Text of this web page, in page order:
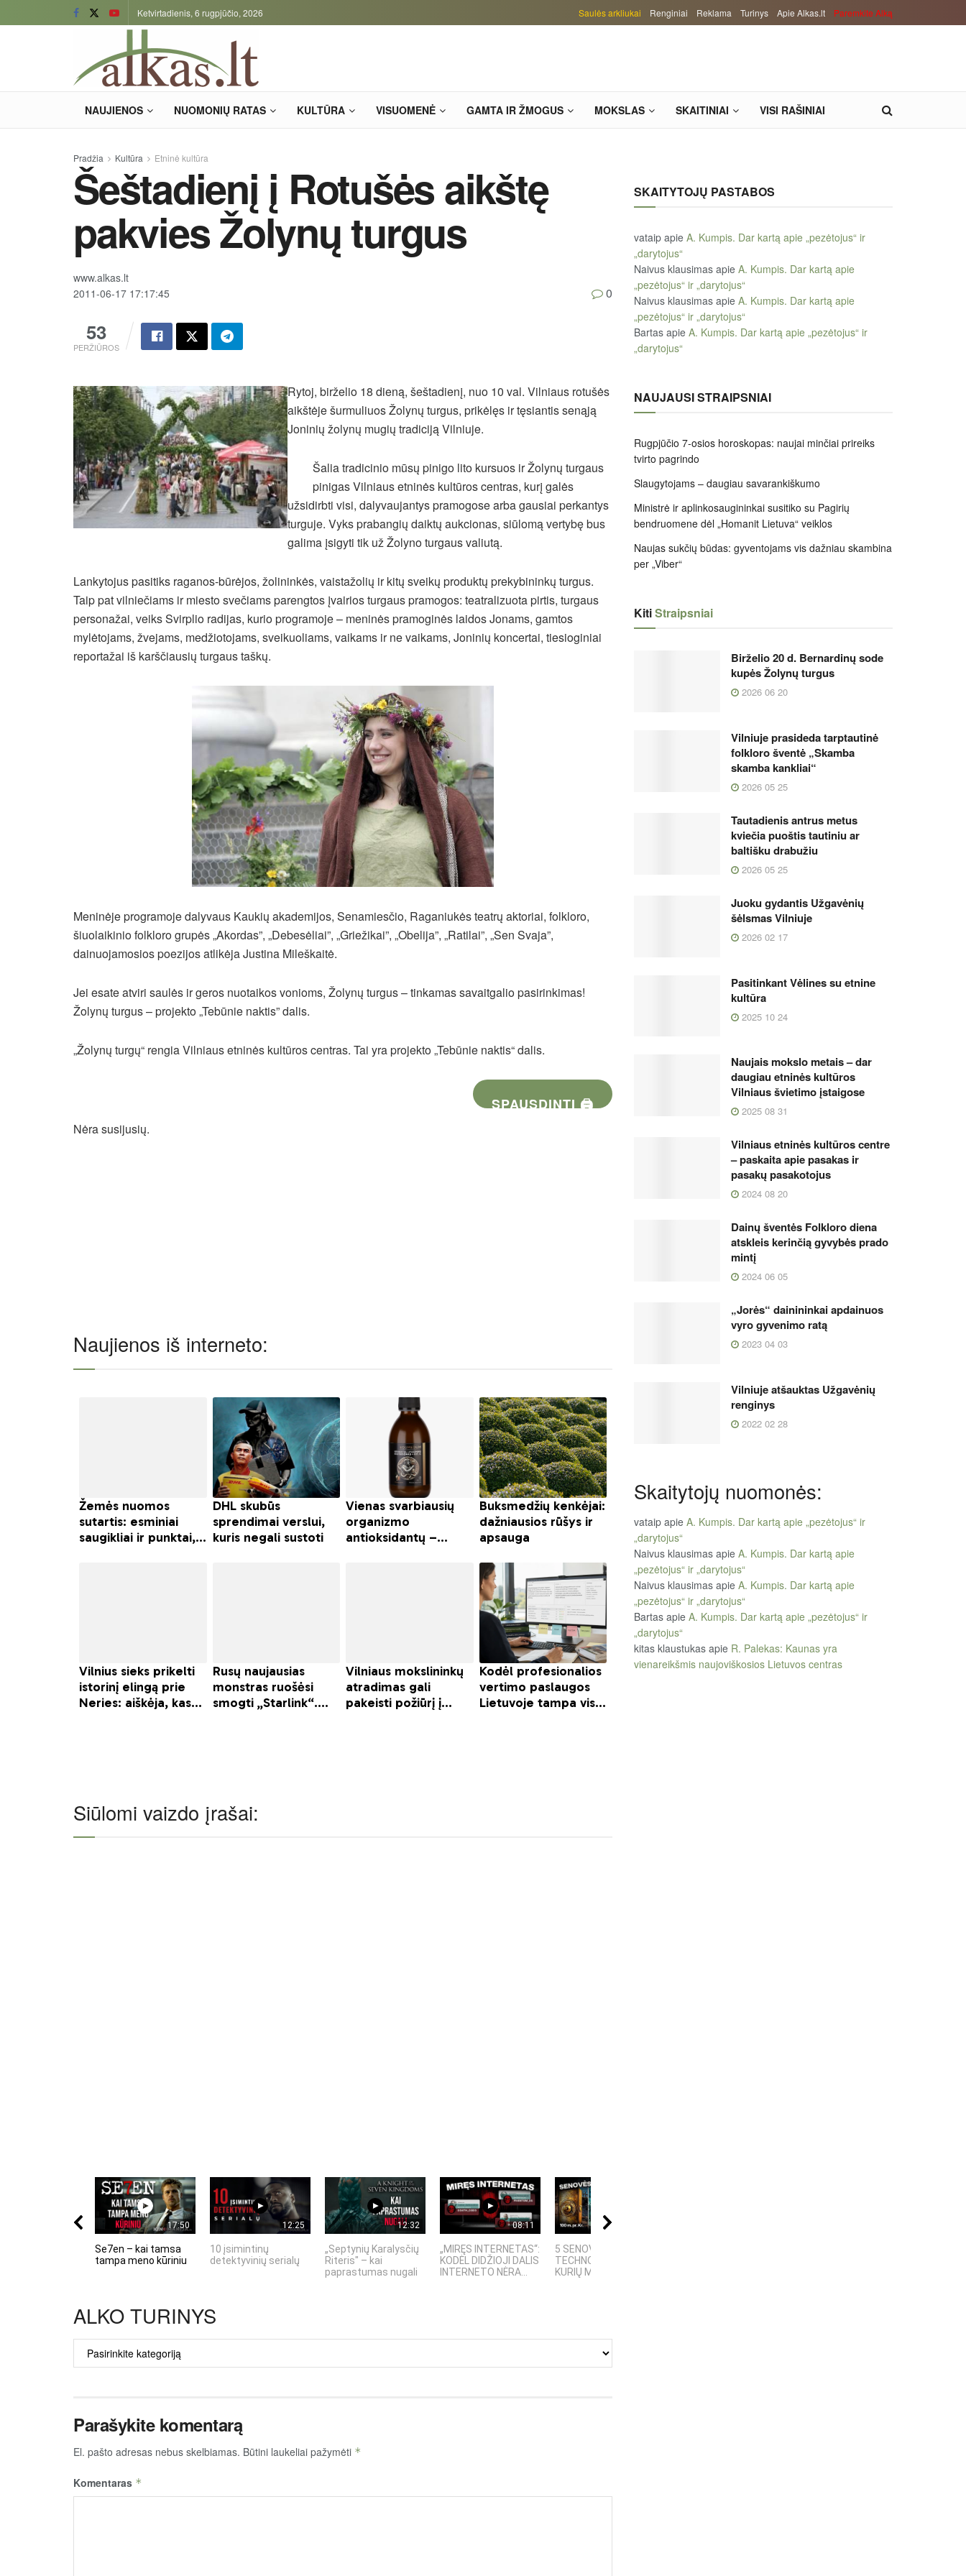
Ketvirtadienis, 6 rugpjūčio, 2026 Saulės arkliukai Renginiai Reklama Turinys Apie Alkas.lt Paremkite Alką
NAUJIENOS NUOMONIŲ RATAS KULTŪRA VISUOMENĖ GAMTA IR ŽMOGUS MOKSLAS SKAITINIAI VISI RAŠINIAI
Pradžia Kultūra Etninė kultūra
Šeštadienį į Rotušės aikštę
pakvies Žolynų turgus
www.alkas.lt
2011-06-17 17:17:45
53
PERŽIŪROS
0
Rytoj, birželio 18 dieną, šeštadienį, nuo 10 val. Vilniaus rotušės
aikštėje šurmuliuos Žolynų turgus, prikėlęs ir tęsiantis senąją
Joninių žolynų mugių tradiciją Vilniuje.
Šalia tradicinio mūsų pinigo lito kursuos ir Žolynų turgaus
pinigas Vilniaus etninės kultūros centras, kurį galės
užsidirbti visi, dalyvaujantys pramogose arba gausiai perkantys
turguje. Vyks prabangių daiktų aukcionas, siūlomą vertybę bus
galima įsigyti tik už Žolyno turgaus valiutą.
Lankytojus pasitiks raganos-būrėjos, žolininkės, vaistažolių ir kitų sveikų produktų prekybininkų turgus.
Taip pat vilniečiams ir miesto svečiams parengtos įvairios turgaus pramogos: teatralizuota pirtis, turgaus
personažai, veiks Svirplio radijas, kurio programoje – meninės pramoginės laidos Jonams, gamtos
mylėtojams, žvejams, medžiotojams, sveikuoliams, vaikams ir ne vaikams, Joninių koncertai, tiesioginiai
reportažai iš karščiausių turgaus taškų.
Meninėje programoje dalyvaus Kaukių akademijos, Senamiesčio, Raganiukės teatrų aktoriai, folkloro,
šiuolaikinio folkloro grupės „Akordas”, „Debesėliai”, „Griežikai”, „Obelija”, „Ratilai”, „Sen Svaja”,
dainuojamosios poezijos atlikėja Justina Mileškaitė.
Jei esate atviri saulės ir geros nuotaikos vonioms, Žolynų turgus – tinkamas savaitgalio pasirinkimas!
Žolynų turgus – projekto „Tebūnie naktis” dalis.
„Žolynų turgų“ rengia Vilniaus etninės kultūros centras. Tai yra projekto „Tebūnie naktis“ dalis.
SPAUSDINTI 🖨
Nėra susijusių.
Naujienos iš interneto:
Siūlomi vaizdo įrašai:
17:50
Se7en – kai tamsa
tampa meno kūriniu
12:25
10 įsimintinų
detektyvinių serialų
12:32
„Septynių Karalysčių
Riteris" – kai
paprastumas nugali
08:11
„MIRĘS INTERNETAS“:
KODĖL DIDŽIOJI DALIS
INTERNETO NĖRA...
5 SENOVĖS
TECHNOLOGIJOS,
KURIŲ MOKSLININKAI...
ALKO TURINYS
TURINYS
Parašykite komentarą
El. pašto adresas nebus skelbiamas. Būtini laukeliai pažymėti *
Komentaras *
SKAITYTOJŲ PASTABOS
vataip apie A. Kumpis. Dar kartą apie „pezėtojus“ ir
„darytojus“
Naivus klausimas apie A. Kumpis. Dar kartą apie
„pezėtojus“ ir „darytojus“
Naivus klausimas apie A. Kumpis. Dar kartą apie
„pezėtojus“ ir „darytojus“
Bartas apie A. Kumpis. Dar kartą apie „pezėtojus“ ir
„darytojus“
NAUJAUSI STRAIPSNIAI
Rugpjūčio 7-osios horoskopas: naujai minčiai prireiks
tvirto pagrindo
Slaugytojams – daugiau savarankiškumo
Ministrė ir aplinkosaugininkai susitiko su Pagirių
bendruomene dėl „Homanit Lietuva“ veiklos
Naujas sukčių būdas: gyventojams vis dažniau skambina
per „Viber“
KitiStraipsniai
Birželio 20 d. Bernardinų sode
kupės Žolynų turgus
2026 06 20
Vilniuje prasideda tarptautinė
folkloro šventė „Skamba
skamba kankliai“
2026 05 25
Tautadienis antrus metus
kviečia puoštis tautiniu ar
baltišku drabužiu
2026 05 25
Juoku gydantis Užgavėnių
šėlsmas Vilniuje
2026 02 17
Pasitinkant Vėlines su etnine
kultūra
2025 10 24
Naujais mokslo metais – dar
daugiau etninės kultūros
Vilniaus švietimo įstaigose
2025 08 31
Vilniaus etninės kultūros centre
– paskaita apie pasakas ir
pasakų pasakotojus
2024 08 20
Dainų šventės Folkloro diena
atskleis kerinčią gyvybės prado
mintį
2024 06 05
„Jorės“ dainininkai apdainuos
vyro gyvenimo ratą
2023 04 03
Vilniuje atšauktas Užgavėnių
renginys
2022 02 28
Skaitytojų nuomonės:
vataip apie A. Kumpis. Dar kartą apie „pezėtojus“ ir
„darytojus“
Naivus klausimas apie A. Kumpis. Dar kartą apie
„pezėtojus“ ir „darytojus“
Naivus klausimas apie A. Kumpis. Dar kartą apie
„pezėtojus“ ir „darytojus“
Bartas apie A. Kumpis. Dar kartą apie „pezėtojus“ ir
„darytojus“
kitas klaustukas apie R. Palekas: Kaunas yra
vienareikšmis naujoviškosios Lietuvos centras